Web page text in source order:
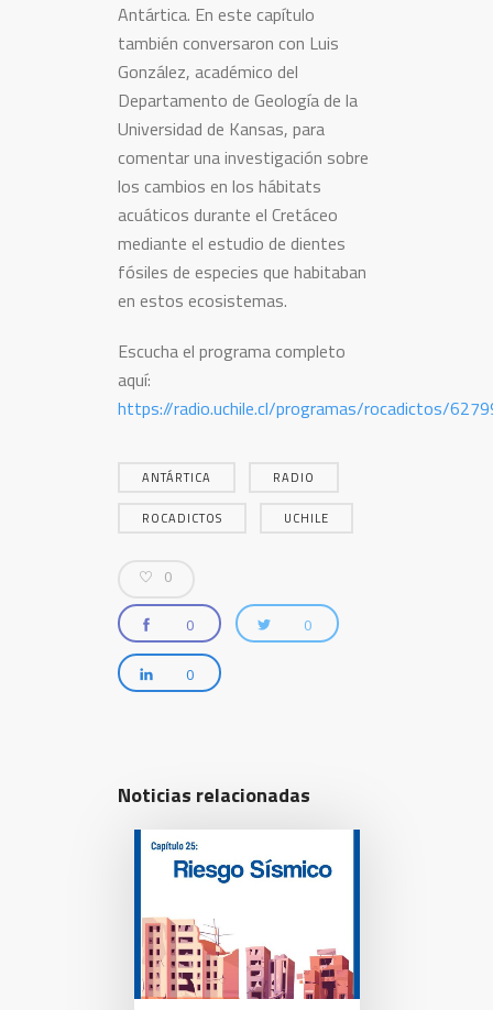
Antártica. En este capítulo
también conversaron con Luis
González, académico del
Departamento de Geología de la
Universidad de Kansas, para
comentar una investigación sobre
los cambios en los hábitats
acuáticos durante el Cretáceo
mediante el estudio de dientes
fósiles de especies que habitaban
en estos ecosistemas.
Escucha el programa completo
aquí:
https://radio.uchile.cl/programas/rocadictos/
ANTÁRTICA RADIO
ROCADICTOS UCHILE
0
0 0
0
Noticias relacionadas